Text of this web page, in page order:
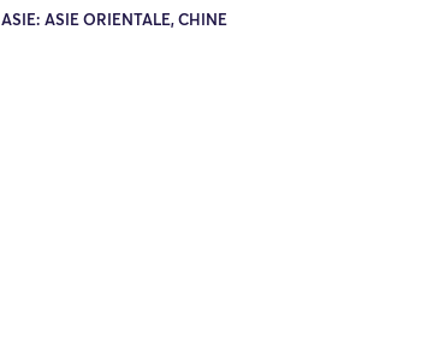
ASIE: ASIE ORIENTALE, CHINE